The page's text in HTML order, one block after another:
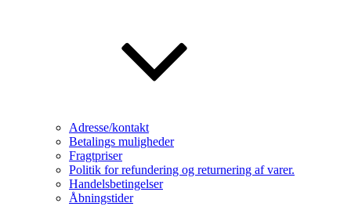
Adresse/kontakt
Betalings muligheder
Fragtpriser
Politik for refundering og returnering af varer.
Handelsbetingelser
Åbningstider